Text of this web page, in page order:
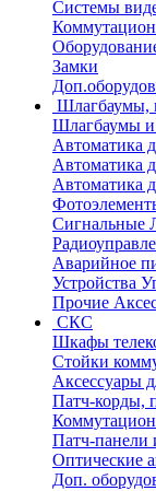
Системы
Замки
Шлагбаумы,
Шлагбаумы и
Автоматика
Автоматика
Автоматика
Сигнальные
Аварийное
Устройства
Прочие
СКС
Шкафы
Стойки
Аксессуары
Патч-корды,
Патч-панели
Оптические
Доп.